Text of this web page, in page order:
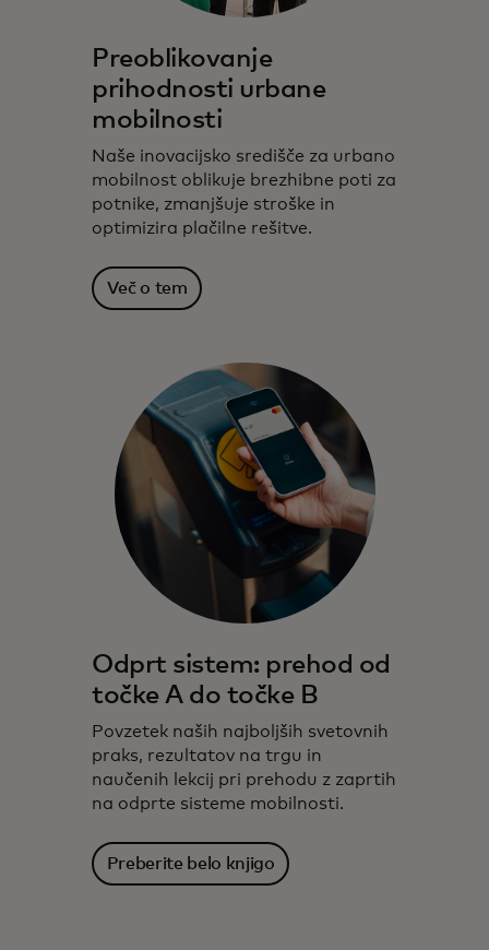
Preoblikovanje
prihodnosti urbane
mobilnosti
Naše inovacijsko središče za urbano
mobilnost oblikuje brezhibne poti za
potnike, zmanjšuje stroške in
optimizira plačilne rešitve.
Več o tem
Odprt sistem: prehod od
točke A do točke B
Povzetek naših najboljših svetovnih
praks, rezultatov na trgu in
naučenih lekcij pri prehodu z zaprtih
na odprte sisteme mobilnosti.
Preberite belo knjigo